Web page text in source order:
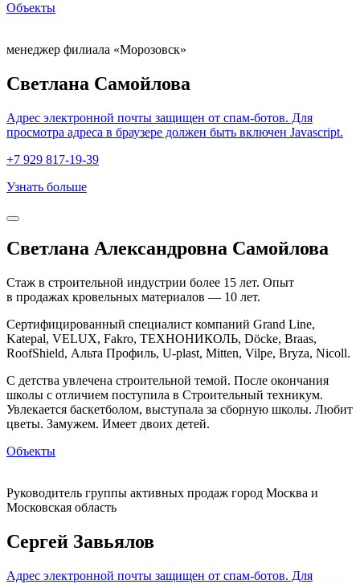
Объекты
менеджер филиала «Морозовск»
Светлана Самойлова
Адрес электронной почты защищен от спам-ботов. Для
просмотра адреса в браузере должен быть включен Javascript.
+7 929 817-19-39
Узнать больше
Светлана Александровна Самойлова
Стаж в строительной индустрии более 15 лет. Опыт
в продажах кровельных материалов — 10 лет.
Сертифицированный специалист компаний Grand Line,
Katepal, VELUX, Fakro, ТЕХНОНИКОЛЬ, Döcke, Braas,
RoofShield, Альта Профиль, U-plast, Mitten, Vilpe, Bryza, Nicoll.
С детства увлечена строительной темой. После окончания
школы с отличием поступила в Строительный техникум.
Увлекается баскетболом, выступала за сборную школы. Любит
цветы. Замужем. Имеет двоих детей.
Объекты
Руководитель группы активных продаж город Москва и
Московская область
Сергей Завьялов
Адрес электронной почты защищен от спам-ботов. Для